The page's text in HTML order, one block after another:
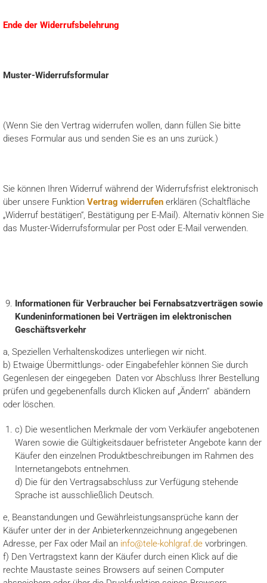
Ende der Widerrufsbelehrung
Muster-Widerrufsformular
(Wenn Sie den Vertrag widerrufen wollen, dann füllen Sie bitte
dieses Formular aus und senden Sie es an uns zurück.)
Sie können Ihren Widerruf während der Widerrufsfrist elektronisch
über unsere Funktion Vertrag widerrufen erklären (Schaltfläche
„Widerruf bestätigen“, Bestätigung per E-Mail). Alternativ können Sie
das Muster-Widerrufsformular per Post oder E-Mail verwenden.
Informationen für Verbraucher bei Fernabsatzverträgen sowie
Kundeninformationen bei Verträgen im elektronischen
Geschäftsverkehr
a, Speziellen Verhaltenskodizes unterliegen wir nicht.
b) Etwaige Übermittlungs- oder Eingabefehler können Sie durch
Gegenlesen der eingegeben Daten vor Abschluss Ihrer Bestellung
prüfen und gegebenenfalls durch Klicken auf „Ändern“ abändern
oder löschen.
c) Die wesentlichen Merkmale der vom Verkäufer angebotenen
Waren sowie die Gültigkeitsdauer befristeter Angebote kann der
Käufer den einzelnen Produktbeschreibungen im Rahmen des
Internetangebots entnehmen.
d) Die für den Vertragsabschluss zur Verfügung stehende
Sprache ist ausschließlich Deutsch.
e, Beanstandungen und Gewährleistungsansprüche kann der
Käufer unter der in der Anbieterkennzeichnung angegebenen
Adresse, per Fax oder Mail an info@tele-kohlgraf.de vorbringen.
f) Den Vertragstext kann der Käufer durch einen Klick auf die
rechte Maustaste seines Browsers auf seinen Computer